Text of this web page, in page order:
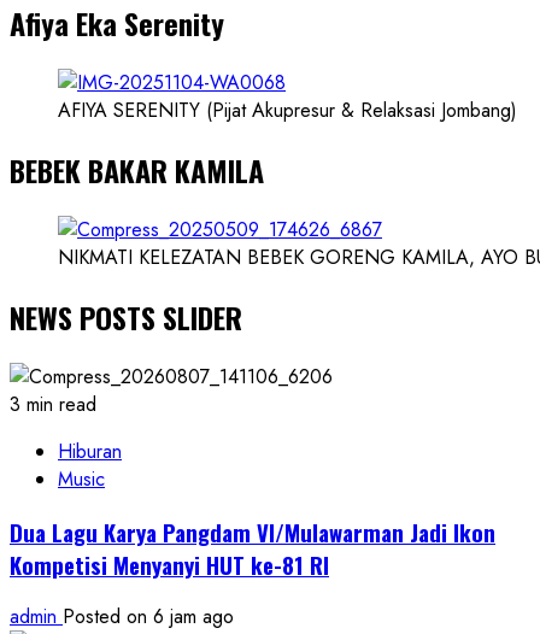
Ilmuwan
Afiya Eka Serenity
AFIYA SERENITY (Pijat Akupresur & Relaksasi Jombang)
BEBEK BAKAR KAMILA
NIKMATI KELEZATAN BEBEK GORENG KAMILA, AYO
NEWS POSTS SLIDER
3 min read
Hiburan
Music
Dua Lagu Karya Pangdam VI/Mulawarman Jadi Ikon
Kompetisi Menyanyi HUT ke-81 RI
admin Posted on 6 jam ago